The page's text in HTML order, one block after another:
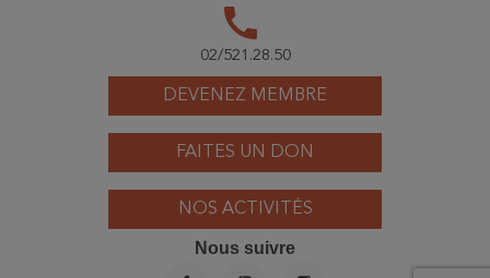
DEVENEZ MEMBRE
FAITES UN DON
NOS ACTIVITÉS
call
02/521.28.50
Nous suivre